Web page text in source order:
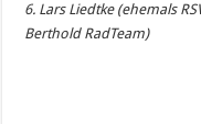
6. Lars Liedtke (ehemals
Berthold RadTeam)